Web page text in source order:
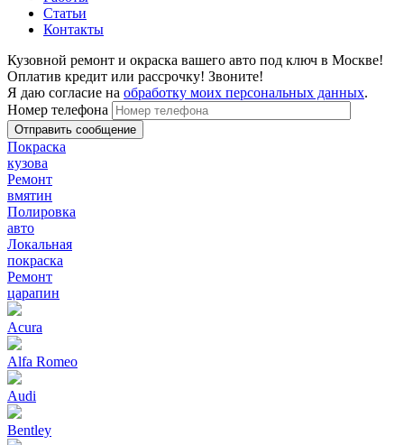
Статьи
Контакты
Кузовной ремонт и окраска вашего авто под ключ в Москве!
Оплатив кредит или рассрочку! Звоните!
Я даю согласие на обработку моих персональных данных.
Номер телефона
Покраска
кузова
Ремонт
вмятин
Полировка
авто
Локальная
покраска
Ремонт
царапин
Acura
Alfa Romeo
Audi
Bentley